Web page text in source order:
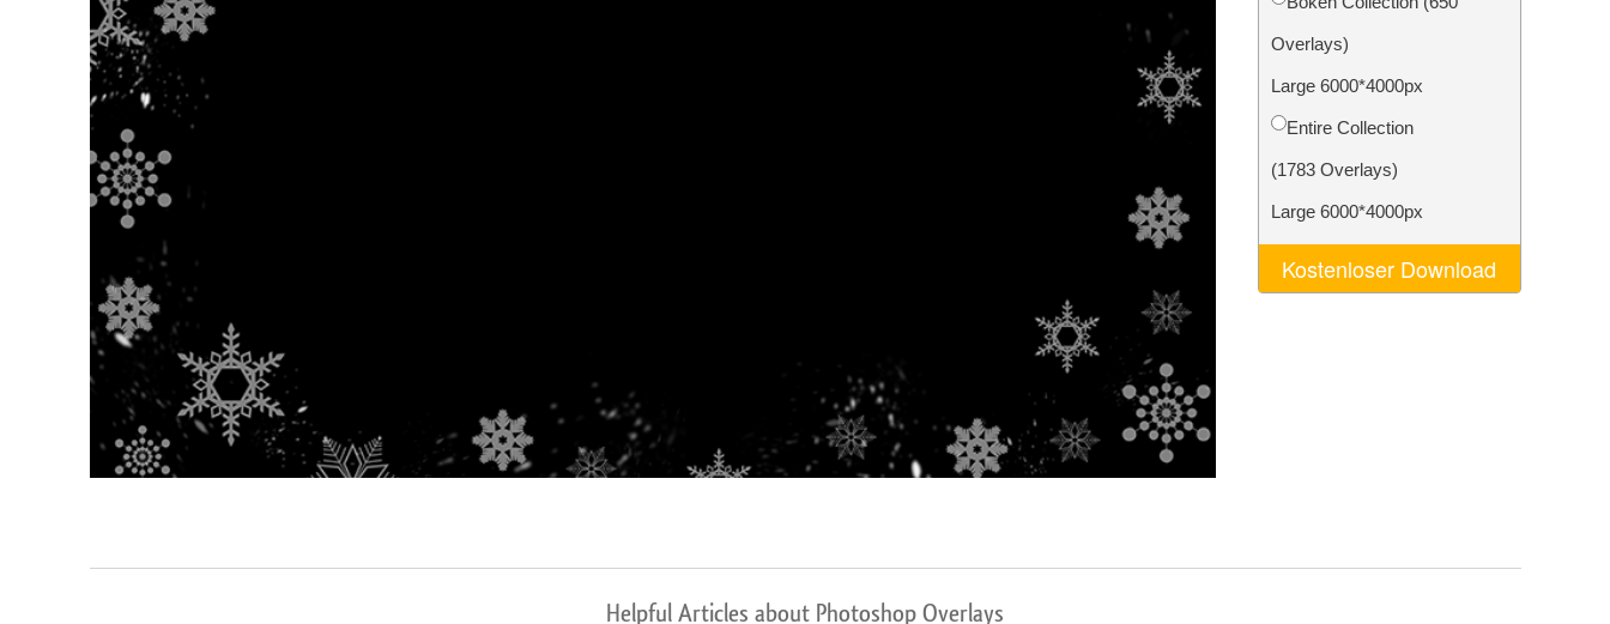
Video Editing Services
Overlays)
Large 6000*4000px
Entire Collection
(1783 Overlays)
Large 6000*4000px
Kostenloser Download
Helpful Articles about Photoshop Overlays